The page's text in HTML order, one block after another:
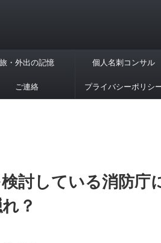
旅・外出の記憶 個人名刺コンサル
ご連絡 プライバシーポリシ
討している消防庁
？